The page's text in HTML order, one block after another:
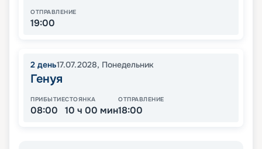
ОТПРАВЛЕНИЕ
19:00
2 день17.07.2028, Понедельник
Генуя
ПРИБЫТИЕ
08:00
СТОЯНКА
10 ч 00 мин
ОТПРАВЛЕНИЕ
18:00